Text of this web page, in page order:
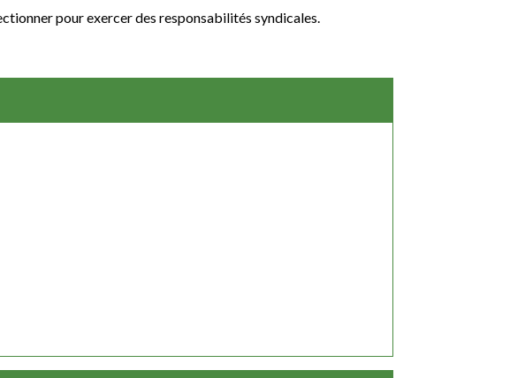
pour exercer des responsabilités syndicales.